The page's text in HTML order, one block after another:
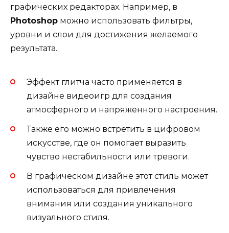
графических редакторах. Например, в
Photoshop можно использовать фильтры,
уровни и слои для достижения желаемого
результата.
Эффект глитча часто применяется в
дизайне видеоигр для создания
атмосферного и напряженного настроения.
Также его можно встретить в цифровом
искусстве, где он помогает выразить
чувство нестабильности или тревоги.
В графическом дизайне этот стиль может
использоваться для привлечения
внимания или создания уникального
визуального стиля.